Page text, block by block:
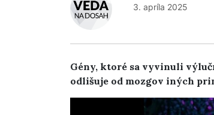
3. apríla 2025
Gény, ktoré sa vyvinuli
odlišuje od mozgov iných